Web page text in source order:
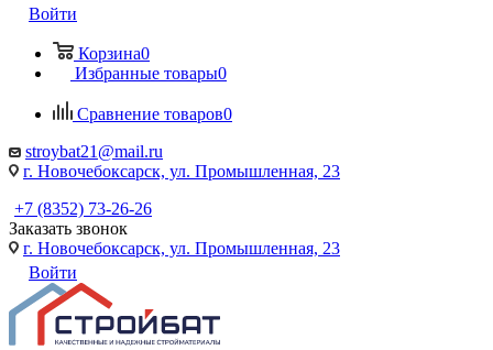
Войти
Корзина0
Избранные товары0
Сравнение товаров0
stroybat21@mail.ru
г. Новочебоксарск, ул. Промышленная, 23
+7 (8352) 73-26-26
Заказать звонок
г. Новочебоксарск, ул. Промышленная, 23
Войти